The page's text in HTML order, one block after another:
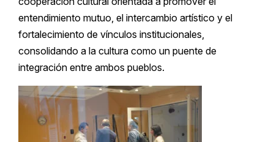
entendimiento mutuo, el intercambio artístico y el
fortalecimiento de vínculos institucionales,
consolidando a la cultura como un puente de
integración entre ambos pueblos.